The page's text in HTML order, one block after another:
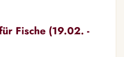
Fische (19.02. -